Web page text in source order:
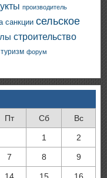
производитель
санкции сельское
строительство
туризм форум
Пт Сб Вс
1 2
7 8 9